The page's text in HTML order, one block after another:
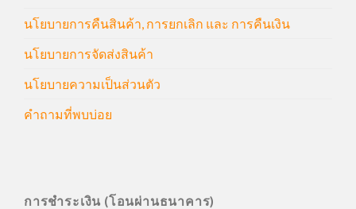
นโยบายการคืนสินค้า, การยกเลิก และ การคืนเงิน
นโยบายการจัดส่งสินค้า
นโยบายความเป็นส่วนตัว
คำถามที่พบบ่อย
การชำระเงิน (โอนผ่านธนาคาร)